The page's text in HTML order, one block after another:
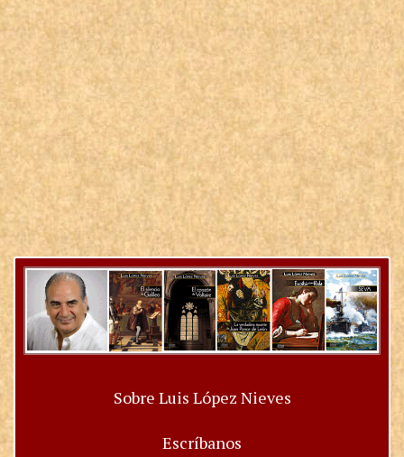
Sobre Luis López Nieves
Escríbanos